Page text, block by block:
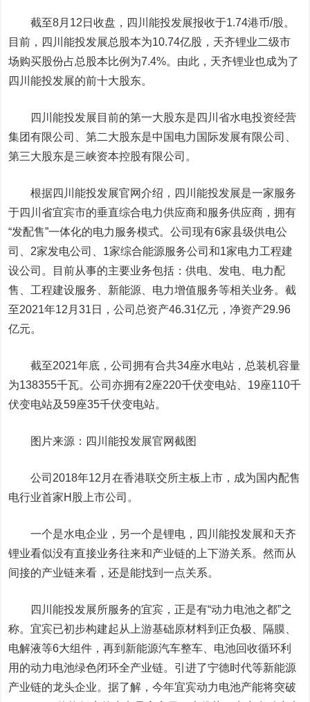
截至8月12日收盘，四川能投发展报收于1.74港币/股。
目前，四川能投发展总股本为10.74亿股，天齐锂业二级市
场购买股份占总股本比例为7.4%。由此，天齐锂业也成为了
四川能投发展的前十大股东。
四川能投发展目前的第一大股东是四川省水电投资经营
集团有限公司、第二大股东是中国电力国际发展有限公司、
第三大股东是三峡资本控股有限公司。
根据四川能投发展官网介绍，四川能投发展是一家服务
于四川省宜宾市的垂直综合电力供应商和服务供应商，拥有
“发配售”一体化的电力服务模式。公司现有6家县级供电公
司、2家发电公司、1家综合能源服务公司和1家电力工程建
设公司。目前从事的主要业务包括：供电、发电、电力配
售、工程建设服务、新能源、电力增值服务等相关业务。截
至2021年12月31日，公司总资产46.31亿元，净资产29.96
亿元。
截至2021年底，公司拥有合共34座水电站，总装机容量
为138355千瓦。公司亦拥有2座220千伏变电站、19座110千
伏变电站及59座35千伏变电站。
图片来源：四川能投发展官网截图
公司2018年12月在香港联交所主板上市，成为国内配售
电行业首家H股上市公司。
一个是水电企业，另一个是锂电，四川能投发展和天齐
锂业看似没有直接业务往来和产业链的上下游关系。然而从
间接的产业链来看，还是能找到一点关系。
四川能投发展所服务的宜宾，正是有“动力电池之都”之
称。宜宾已初步构建起从上游基础原材料到正负极、隔膜、
电解液等6大组件，再到新能源汽车整车、电池回收循环利
用的动力电池绿色闭环全产业链。引进了宁德时代等新能源
产业链的龙头企业。据了解，今年宜宾动力电池产能将突破